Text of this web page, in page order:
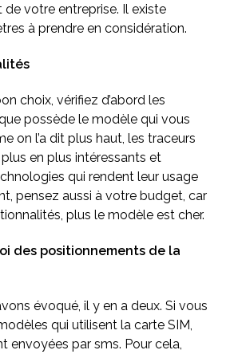
votre entreprise. Il existe
à prendre en considération.
choix, vérifiez d’abord les
possède le modèle qui vous
on l’a dit plus haut, les traceurs
en plus intéressants et
qui rendent leur usage
pensez aussi à votre budget, car
plus le modèle est cher.
des positionnements de la
évoqué, il y en a deux. Si vous
qui utilisent la carte SIM,
envoyées par sms. Pour cela,